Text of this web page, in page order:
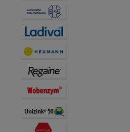
Daten hierfür teilweise an
oder soziale Medien